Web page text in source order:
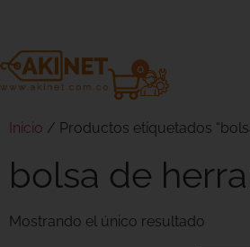
0
Inicio / Productos etiquetados
bolsa de
Mostrando el único resultado